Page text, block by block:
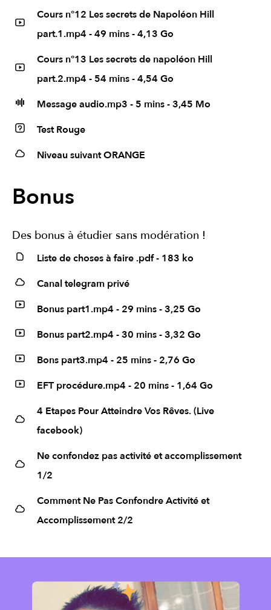
Cours n°12 Les secrets de Napoléon Hill
part.1.mp4 - 49 mins - 4,13 Go
Cours n°13 Les secrets de napoléon Hill
part.2.mp4 - 54 mins - 4,54 Go
Message audio.mp3 - 5 mins - 3,45 Mo
Test Rouge
Niveau suivant ORANGE
Bonus
Des bonus à étudier sans modération !
Liste de choses à faire .pdf - 183 ko
Canal telegram privé
Bonus part1.mp4 - 29 mins - 3,25 Go
Bonus part2.mp4 - 30 mins - 3,32 Go
Bons part3.mp4 - 25 mins - 2,76 Go
EFT procédure.mp4 - 20 mins - 1,64 Go
4 Etapes Pour Atteindre Vos Rêves. (Live
facebook)
Ne confondez pas activité et accomplissement
1/2
Comment Ne Pas Confondre Activité et
Accomplissement 2/2